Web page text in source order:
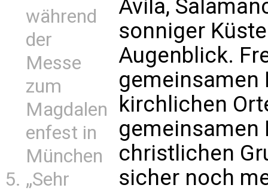
während
der
Messe
zum
Magdalen
enfest in
München
„Sehr
Avila,
sonniger
Augenblick.
gemeinsamen
kirchlichen
gemeinsamen
christlichen
sicher noch